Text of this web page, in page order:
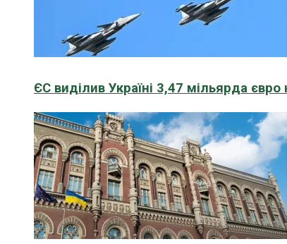
ЄС виділив Україні 3,47 мільярда